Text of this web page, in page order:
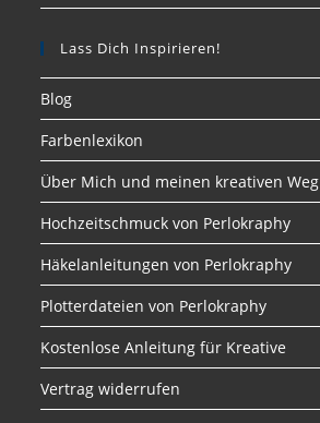
Lass Dich Inspirieren!
Blog
Farbenlexikon
Über Mich und meinen kreativen Weg
Hochzeitschmuck von Perlokraphy
Häkelanleitungen von Perlokraphy
Plotterdateien von Perlokraphy
Kostenlose Anleitung für Kreative
Vertrag widerrufen